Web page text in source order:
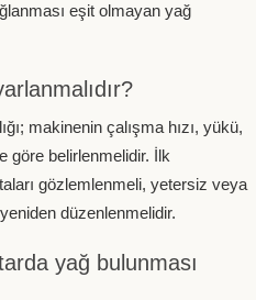
eşit olmayan yağ
makinenin çalışma hızı, yükü,
göre belirlenmelidir. İlk
gözlemlenmeli, yetersiz veya
düzenlenmelidir.
yağ bulunması